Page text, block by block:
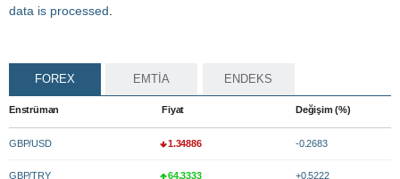
data is processed
FOREX EMTİA ENDEKS
Enstrüman Fiyat Değişim (%)
GBP/USD 1.34886 -0.2683
GBP/TRY 64.3333 +0.5222